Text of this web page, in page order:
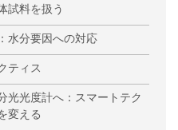
試料を扱う
水分要因への対応
ティス
光光度計へ：スマートテク
変える